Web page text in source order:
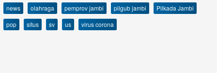
news
olahraga pemprov jambi pilgub jambi
Pilkada Jambi
pop
situs sv us virus corona